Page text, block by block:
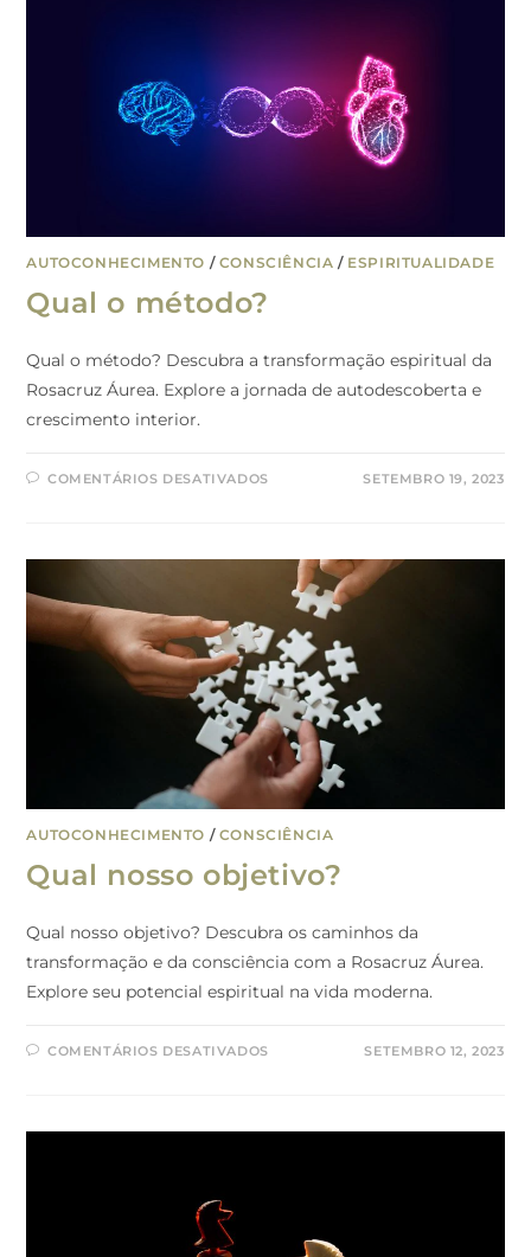
AUTOCONHECIMENTO / CONSCIÊNCIA / ESPIRITUALIDADE
Qual o método?
Qual o método? Descubra a transformação espiritual da
Rosacruz Áurea. Explore a jornada de autodescoberta e
crescimento interior.
COMENTÁRIOS DESATIVADOS SETEMBRO 19, 2023
AUTOCONHECIMENTO / CONSCIÊNCIA
Qual nosso objetivo?
Qual nosso objetivo? Descubra os caminhos da
transformação e da consciência com a Rosacruz Áurea.
Explore seu potencial espiritual na vida moderna.
COMENTÁRIOS DESATIVADOS SETEMBRO 12, 2023